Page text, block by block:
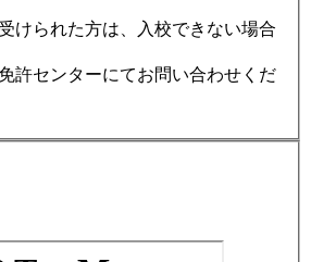
けられた方は、入校できない場合
許センターにてお問い合わせくだ